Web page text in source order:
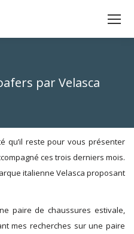
page
dans
page
dans
page
dans
par Velasca
qu’il reste pour vous présenter
ces trois derniers mois.
italienne Velasca proposant
paire de chaussures estivale,
mes recherches sur une paire